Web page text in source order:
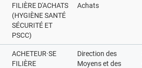
FILIÈRE D'ACHATS
(HYGIÈNE SANTÉ
SÉCURITÉ ET
PSCC)
Achats
ACHETEUR·SE
FILIÈRE
Direction des
Moyens et des